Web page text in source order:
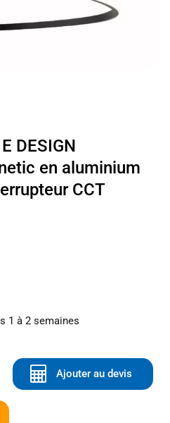
DESIGN
en aluminium
CCT
1 à 2 semaines
Ajouter au devis